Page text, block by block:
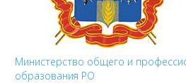
Министерство общего и
образования РО